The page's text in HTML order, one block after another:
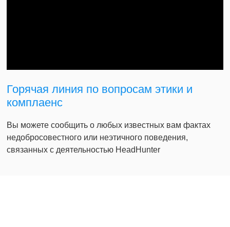
Горячая линия по вопросам этики и
комплаенс
Вы можете сообщить о любых известных вам фактах
недобросовестного или неэтичного поведения,
связанных с деятельностью HeadHunter